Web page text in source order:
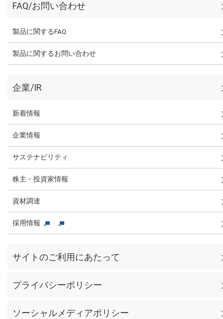
FAQ/お問い合わせ
製品に関するFAQ
製品に関するお問い合わせ
企業/IR
新着情報
企業情報
サステナビリティ
株主・投資家情報
資材調達
採用情報
サイトのご利用にあたって
プライバシーポリシー
ソーシャルメディアポリシー